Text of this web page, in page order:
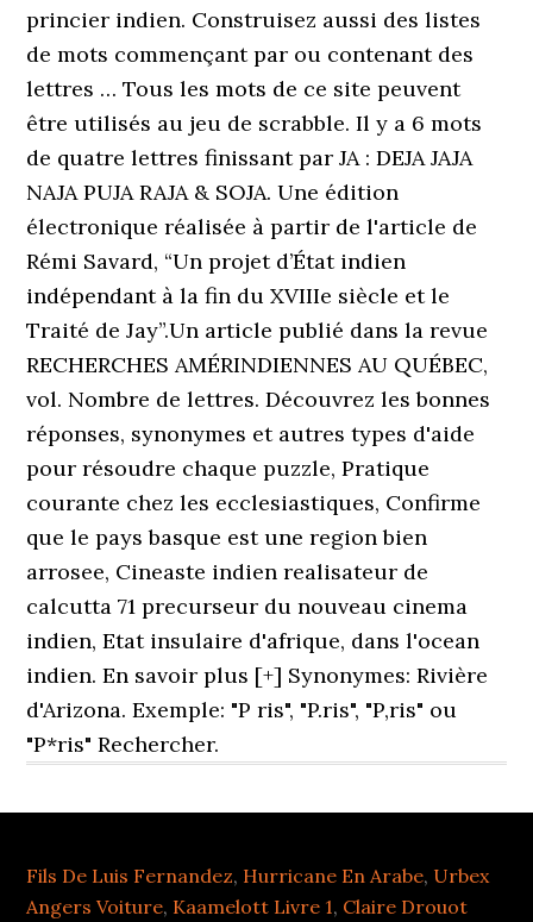
princier indien. Construisez aussi des listes
de mots commençant par ou contenant des
lettres … Tous les mots de ce site peuvent
être utilisés au jeu de scrabble. Il y a 6 mots
de quatre lettres finissant par JA : DEJA JAJA
NAJA PUJA RAJA & SOJA. Une édition
électronique réalisée à partir de l'article de
Rémi Savard, “Un projet d’État indien
indépendant à la fin du XVIIIe siècle et le
Traité de Jay”.Un article publié dans la revue
RECHERCHES AMÉRINDIENNES AU QUÉBEC,
vol. Nombre de lettres. Découvrez les bonnes
réponses, synonymes et autres types d'aide
pour résoudre chaque puzzle, Pratique
courante chez les ecclesiastiques, Confirme
que le pays basque est une region bien
arrosee, Cineaste indien realisateur de
calcutta 71 precurseur du nouveau cinema
indien, Etat insulaire d'afrique, dans l'ocean
indien. En savoir plus [+] Synonymes: Rivière
d'Arizona. Exemple: "P ris", "P.ris", "P,ris" ou
"P*ris" Rechercher.
Fils De Luis Fernandez, Hurricane En Arabe, Urbex
Angers Voiture, Kaamelott Livre 1, Claire Drouot